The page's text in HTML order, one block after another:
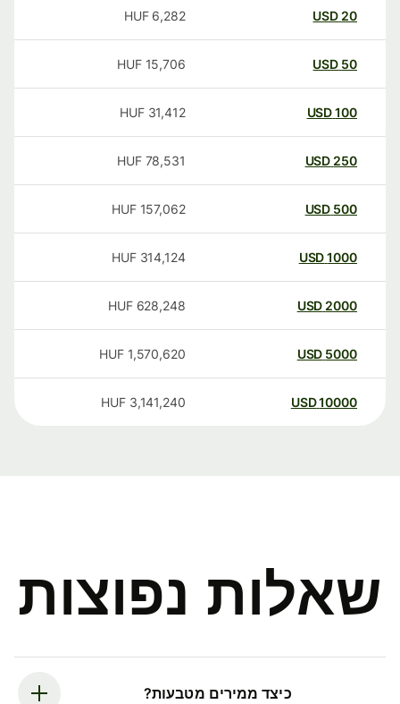
20
USD
6,282
HUF
50
USD
15,706
HUF
100
USD
31,412
HUF
250
USD
78,531
HUF
500
USD
157,062
HUF
1000
USD
314,124
HUF
2000
USD
628,248
HUF
5000
USD
1,570,620
HUF
10000
USD
3,141,240
HUF
שאלות נפוצות
כיצד ממירים מטבעות?